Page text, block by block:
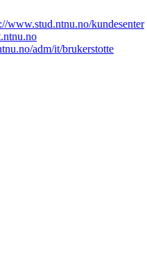
www.stud.ntnu.no/kundesenter
adm/it/brukerstotte